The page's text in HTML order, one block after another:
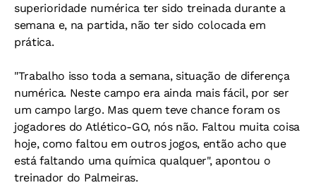
superioridade numérica ter sido treinada durante a
semana e, na partida, não ter sido colocada em
prática.
"Trabalho isso toda a semana, situação de diferença
numérica. Neste campo era ainda mais fácil, por ser
um campo largo. Mas quem teve chance foram os
jogadores do Atlético-GO, nós não. Faltou muita coisa
hoje, como faltou em outros jogos, então acho que
está faltando uma química qualquer", apontou o
treinador do Palmeiras.